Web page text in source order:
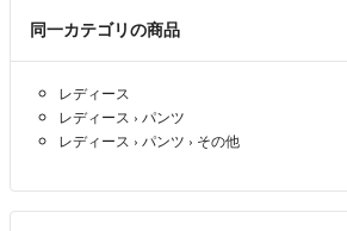
同一カテゴリの商品
レディース
レディース › パンツ
レディース › パンツ › その他